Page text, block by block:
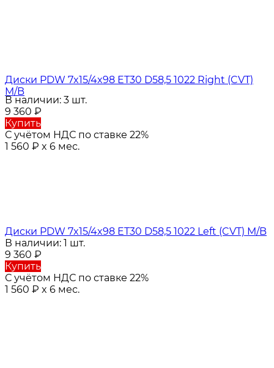
Диски PDW 7x15/4x98 ET30 D58,5 1022 Right (CVT)
M/B
В наличии: 3 шт.
9 360 ₽
Купить
С учётом НДС по ставке 22%
1 560 ₽ x 6 мес.
Диски PDW 7x15/4x98 ET30 D58,5 1022 Left (CVT) M/B
В наличии: 1 шт.
9 360 ₽
Купить
С учётом НДС по ставке 22%
1 560 ₽ x 6 мес.